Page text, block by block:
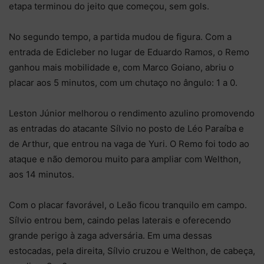
etapa terminou do jeito que começou, sem gols.
No segundo tempo, a partida mudou de figura. Com a
entrada de Edicleber no lugar de Eduardo Ramos, o Remo
ganhou mais mobilidade e, com Marco Goiano, abriu o
placar aos 5 minutos, com um chutaço no ângulo: 1 a 0.
Leston Júnior melhorou o rendimento azulino promovendo
as entradas do atacante Sílvio no posto de Léo Paraíba e
de Arthur, que entrou na vaga de Yuri. O Remo foi todo ao
ataque e não demorou muito para ampliar com Welthon,
aos 14 minutos.
Com o placar favorável, o Leão ficou tranquilo em campo.
Sílvio entrou bem, caindo pelas laterais e oferecendo
grande perigo à zaga adversária. Em uma dessas
estocadas, pela direita, Sílvio cruzou e Welthon, de cabeça,